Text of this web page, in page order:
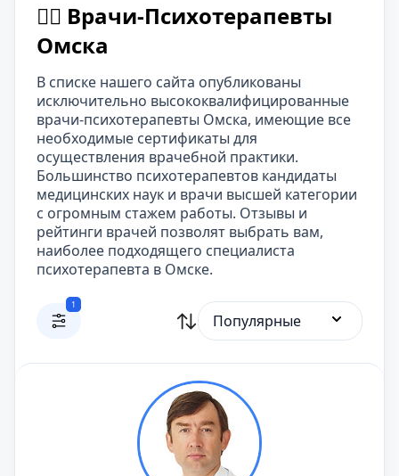
👨‍⚕️ Врачи-Психотерапевты
Омска
В списке нашего сайта опубликованы
исключительно высококвалифицированные
врачи-психотерапевты Омска, имеющие все
необходимые сертификаты для
осуществления врачебной практики.
Большинство психотерапевтов кандидаты
медицинских наук и врачи высшей категории
с огромным стажем работы. Отзывы и
рейтинги врачей позволят выбрать вам,
наиболее подходящего специалиста
психотерапевта в Омске.
1
Популярные